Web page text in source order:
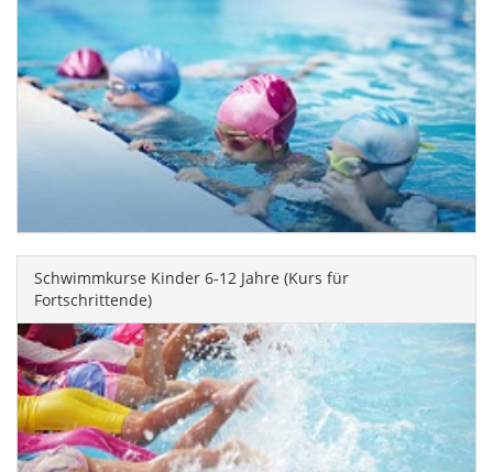
Schwimmkurse Kinder 6-12 Jahre (Kurs für
Fortschrittende)